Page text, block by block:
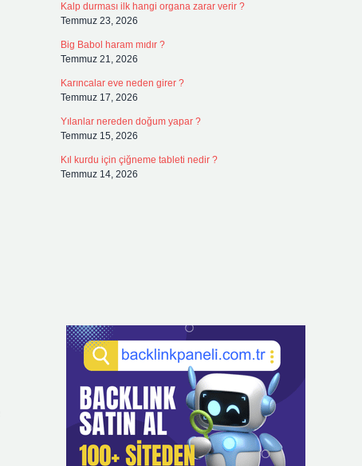
Kalp durması ilk hangi organa zarar verir ?
Temmuz 23, 2026
Big Babol haram mıdır ?
Temmuz 21, 2026
Karıncalar eve neden girer ?
Temmuz 17, 2026
Yılanlar nereden doğum yapar ?
Temmuz 15, 2026
Kıl kurdu için çiğneme tableti nedir ?
Temmuz 14, 2026